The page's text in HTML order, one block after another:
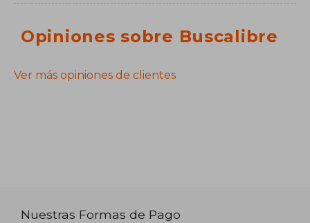
Opiniones sobre Buscalibre
Ver más opiniones de clientes
Nuestras Formas de Pago